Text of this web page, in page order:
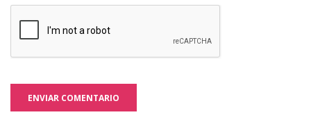
ENVIAR COMENTARIO